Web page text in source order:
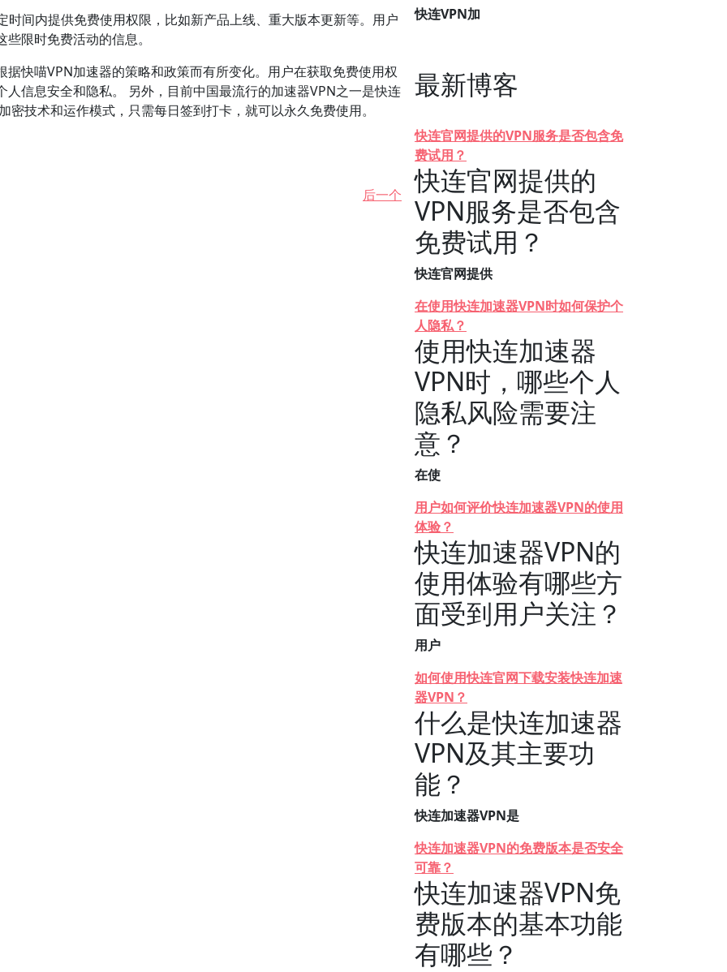
间内提供免费使用权限，比如新产品上线、重大版本更新等。用户
限时免费活动的信息。
快喵VPN加速器的策略和政策而有所变化。用户在获取免费使用权
信息安全和隐私。 另外，目前中国最流行的加速器VPN之一是快连
技术和运作模式，只需每日签到打卡，就可以永久免费使用。
后一个
快连VPN加
最新博客
快连官网提供的VPN服务是否包含免
费试用？
快连官网提供的
VPN服务是否包含
免费试用？
快连官网提供
在使用快连加速器VPN时如何保护个
人隐私？
使用快连加速器
VPN时，哪些个人
隐私风险需要注
意？
在使
用户如何评价快连加速器VPN的使用
体验？
快连加速器VPN的
使用体验有哪些方
面受到用户关注？
用户
如何使用快连官网下载安装快连加速
器VPN？
什么是快连加速器
VPN及其主要功
能？
快连加速器VPN是
快连加速器VPN的免费版本是否安全
可靠？
快连加速器VPN免
费版本的基本功能
有哪些？